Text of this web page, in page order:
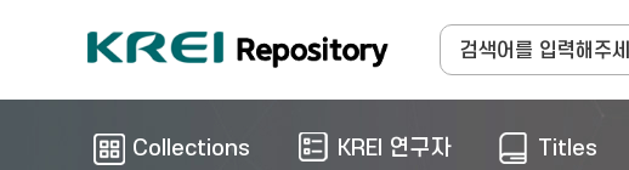
Collections KREI 연구자 Titles